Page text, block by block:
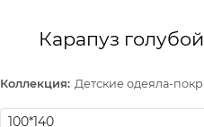
Карапуз голубой
Коллекция: